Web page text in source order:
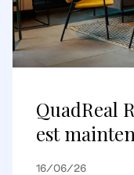
QuadReal
est
Royaume-
16/06/26